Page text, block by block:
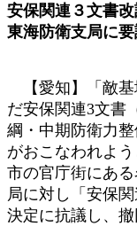
新
日
安保関連３文書
東海防衛支局に
【愛知】「敵基
だ安保関連3文書
綱・中期防衛力
がおこなわれよ
市の官庁街にあ
局に対し「安保
決定に抗議し、